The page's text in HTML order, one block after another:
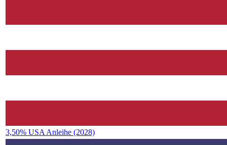
3,50% USA Anleihe (2028)